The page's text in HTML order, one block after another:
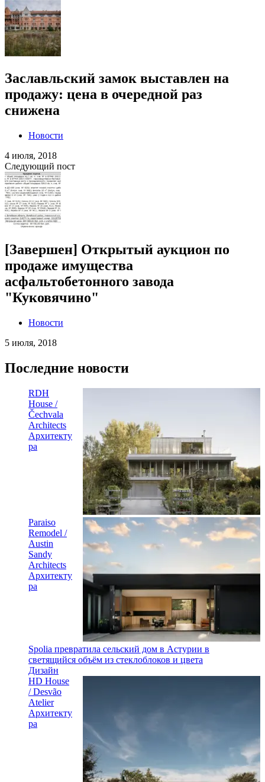
Заславльский замок выставлен на
продажу: цена в очередной раз
снижена
Новости
4 июля, 2018
Следующий пост
[Завершен] Открытый аукцион по
продаже имущества
асфальтобетонного завода
"Куковячино"
Новости
5 июля, 2018
Последние новости
RDH
House /
Čechvala
Architects
Архитекту
ра
Paraiso
Remodel /
Austin
Sandy
Architects
Архитекту
ра
Spolia превратила сельский дом в Астурии в
светящийся объём из стеклоблоков и цвета
Дизайн
HD House
/ Desvão
Atelier
Архитекту
ра